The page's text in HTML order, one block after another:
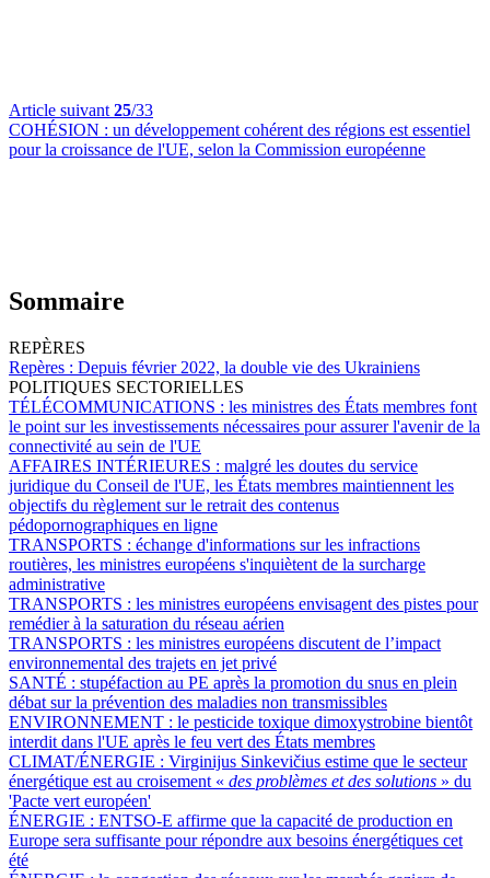
Article suivant 25/33
COHÉSION : un développement cohérent des régions est essentiel
pour la croissance de l'UE, selon la Commission européenne
Sommaire
REPÈRES
Repères : Depuis février 2022, la double vie des Ukrainiens
POLITIQUES SECTORIELLES
TÉLÉCOMMUNICATIONS : les ministres des États membres font
le point sur les investissements nécessaires pour assurer l'avenir de la
connectivité au sein de l'UE
AFFAIRES INTÉRIEURES : malgré les doutes du service
juridique du Conseil de l'UE, les États membres maintiennent les
objectifs du règlement sur le retrait des contenus
pédopornographiques en ligne
TRANSPORTS : échange d'informations sur les infractions
routières, les ministres européens s'inquiètent de la surcharge
administrative
TRANSPORTS : les ministres européens envisagent des pistes pour
remédier à la saturation du réseau aérien
TRANSPORTS : les ministres européens discutent de l’impact
environnemental des trajets en jet privé
SANTÉ : stupéfaction au PE après la promotion du snus en plein
débat sur la prévention des maladies non transmissibles
ENVIRONNEMENT : le pesticide toxique dimoxystrobine bientôt
interdit dans l'UE après le feu vert des États membres
CLIMAT/ÉNERGIE : Virginijus Sinkevičius estime que le secteur
énergétique est au croisement « des problèmes et des solutions » du
'Pacte vert européen'
ÉNERGIE : ENTSO-E affirme que la capacité de production en
Europe sera suffisante pour répondre aux besoins énergétiques cet
été